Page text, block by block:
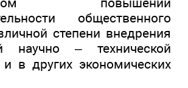
общественного
степени внедрения
научно – технической
в других экономических